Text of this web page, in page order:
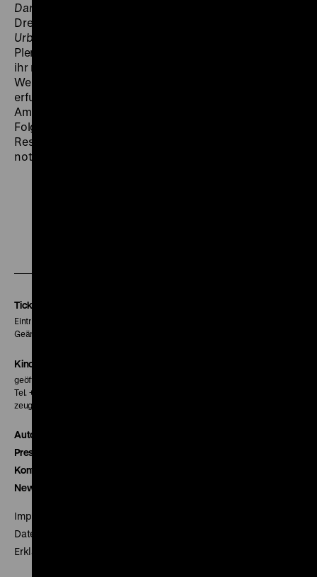
Daniel und der Weltmeister
Drehbuch zu ihrer vierten Regiearbeit
Urban?
Plenzdorf. Mit ihm entwickelte sie gleich darauf auch
ihr nächstes Projekt:
Welch große Anerkennung sie für
erfuhr, erlebte Ingrid Reschke nur noch ansatzweise:
Am 9. Mai 1971 starb sie mit nur 35 Jahren an den
Folgen eines Autounfalls. Anschließend geriet Ingrid
Reschke ebenso in Vergessenheit wie ihr
notgedrungen schmales Schaffen.
Tickets
Eintritt 5 €
Geänderte Preise sind im Programm vermerkt.
Kinokasse
geöffnet 30 Minuten vor Beginn der ersten Vorstellung
Tel. + 49 30 20304-770
zeughauskino@dhm.de
Autor*innen
Presse
Kontakt
Newsletter
Impressum
Datenschutz
Erklärung digitale Barrierefreiheit